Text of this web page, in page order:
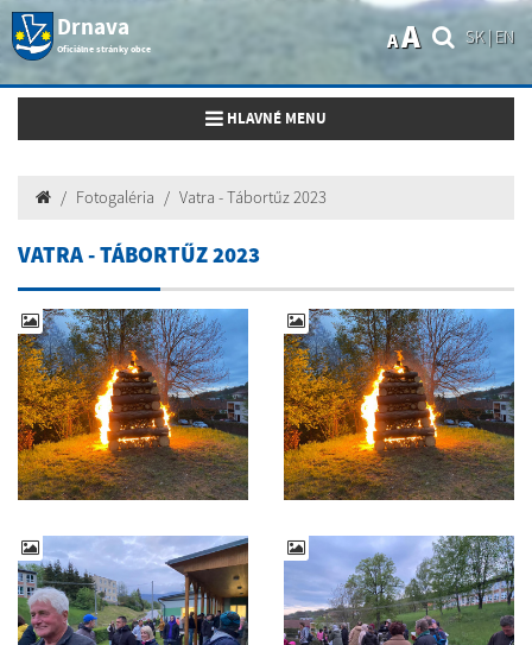
Drnava
Oficiálne stránky obce
SK| EN
AA
Toggle navigation
HLAVNÉ MENU
Fotogaléria Vatra - Tábortűz 2023
VATRA - TÁBORTŰZ 2023